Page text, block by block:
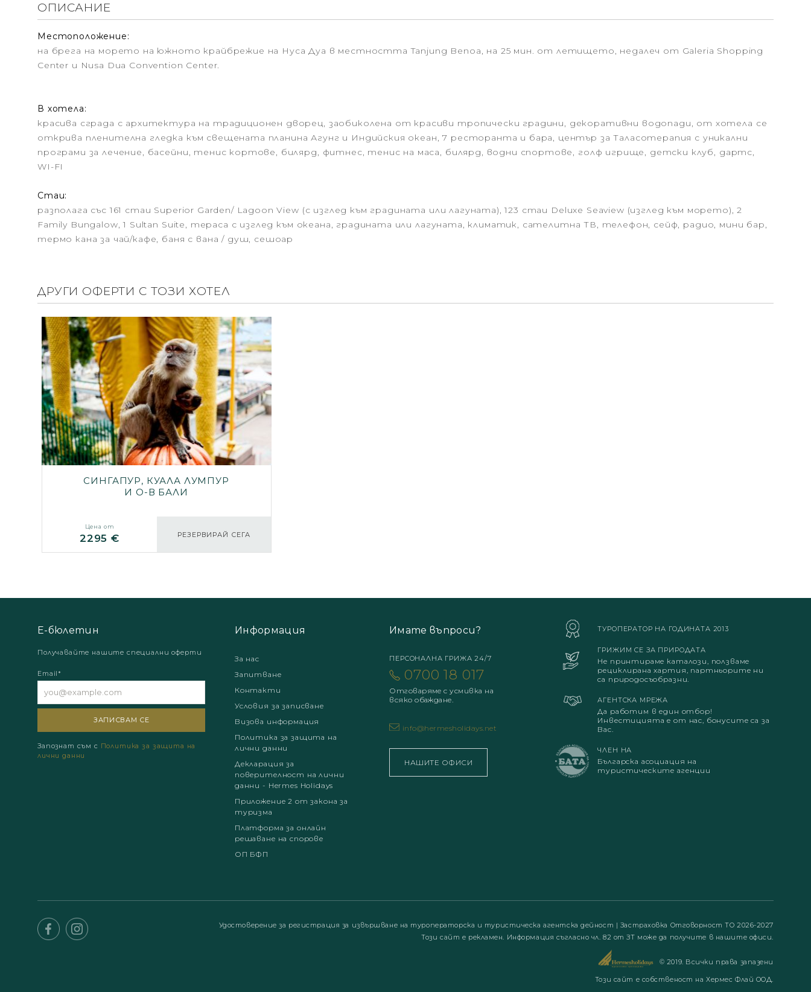
ОПИСАНИЕ
Местоположение:
на брега на морето на южното крайбрежие на Нуса Дуа в местността Tanjung Benoa, на 25 мин. от летището, недалеч от Galeria Shopping
Center и Nusa Dua Convention Center.
В хотела:
красива сграда с архитектура на традиционен дворец, заобиколена от красиви тропически градини, декоративни водопади, от хотела се
открива пленителна гледка към свещената планина Агунг и Индийския океан, 7 ресторанта и бара, център за Таласотерапия с уникални
програми за лечение, басейни, тенис кортове, билярд, фитнес, тенис на маса, билярд, водни спортове, голф игрище, детски клуб, дартс,
WI-FI
Стаи:
разполага със 161 стаи Superior Garden/ Lagoon View (с изглед към градината или лагуната), 123 стаи Deluxe Seaview (изглед към морето), 2
Family Bungalow, 1 Sultan Suite, тераса с изглед към океана, градината или лагуната, климатик, сателитна ТВ, телефон, сейф, радио, мини бар,
термо кана за чай/кафе, баня с вана / душ, сешоар
ДРУГИ ОФЕРТИ С ТОЗИ ХОТЕЛ
СИНГАПУР, КУАЛА ЛУМПУР
И О-В БАЛИ
Цена от
2295 € РЕЗЕРВИРАЙ СЕГА
Е-бюлетин
Получавайте нашите специални оферти
Email*
Запознат съм с Политика за защита на
лични данни
Информация
За нас
Запитване
Контакти
Условия за записване
Визова информация
Политика за защита на
лични данни
Декларация за
поверителност на лични
данни - Hermes Holidays
Приложение 2 от закона за
туризма
Платформа за онлайн
решаване на спорове
ОП БФП
Имате въпроси?
ПЕРСОНАЛНА ГРИЖА 24/7
0700 18 017
Отговаряме с усмивка на
всяко обаждане.
info@hermesholidays.net
НАШИТЕ ОФИСИ
ТУРОПЕРАТОР НА ГОДИНАТА 2013
ГРИЖИМ СЕ ЗА ПРИРОДАТА
Не принтираме каталози, ползваме
рециклирана хартия, партньорите ни
са природосъобразни.
АГЕНТСКА МРЕЖА
Да работим в един отбор!
Инвестицията е от нас, бонусите са за
Вас.
ЧЛЕН НА
Българска асоциация на
туристическите агенции
Удостоверение за регистрация за извършване на туроператорска и туристическа агентска дейност | Застраховка Отговорност ТО 2026-2027
Този сайт е рекламен. Информация съгласно чл. 82 от ЗТ може да получите в нашите офиси.
© 2019. Всички права запазени
Този сайт е собственост на Хермес Флай ООД.